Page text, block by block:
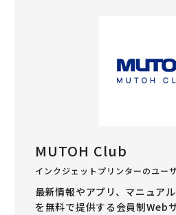
MUTOH Club
インクジェットプリンターのユー
最新情報やアプリ、マニュア
を無料で提供する会員制Web